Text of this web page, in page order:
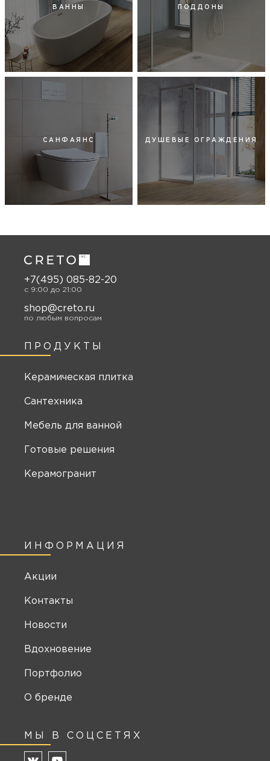
ВАННЫ ПОДДОНЫ
САНФАЯНС ДУШЕВЫЕ ОГРАЖДЕНИЯ
ИНФОРМАЦИЯ
Акции
Контакты
Новости
Вдохновение
Портфолио
О бренде
МЫ В СОЦСЕТЯХ
ПРОДУКТЫ
Керамическая плитка
Сантехника
Мебель для ванной
Готовые решения
Керамогранит
+7(495) 085-82-20
c 9:00 до 21:00
shop@creto.ru
по любым вопросам